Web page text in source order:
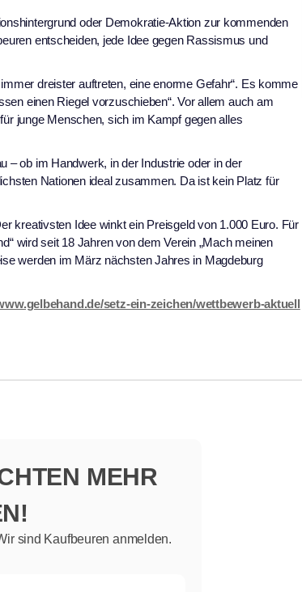
oder Demokratie-Aktion zur kommenden
entscheiden, jede Idee gegen Rassismus und
dreister auftreten, eine enorme Gefahr“. Es komme
einen Riegel vorzuschieben“. Vor allem auch am
junge Menschen, sich im Kampf gegen alles
– ob im Handwerk, in der Industrie oder in der
Nationen ideal zusammen. Da ist kein Platz für
kreativsten Idee winkt ein Preisgeld von 1.000 Euro. Für
wird seit 18 Jahren von dem Verein „Mach meinen
werden im März nächsten Jahres in Magdeburg
setz-ein-zeichen/wettbewerb-aktuell
MEHR
sind Kaufbeuren anmelden.